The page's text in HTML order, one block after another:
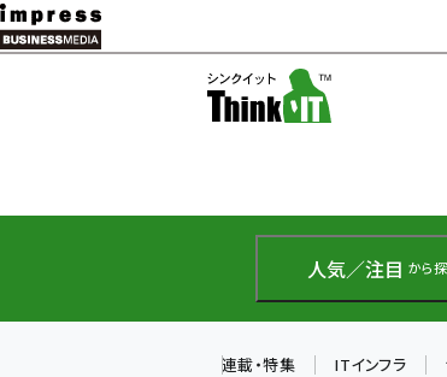
メ
イ
テ
に
人気／注目 から
連載・特集 ITインフラ